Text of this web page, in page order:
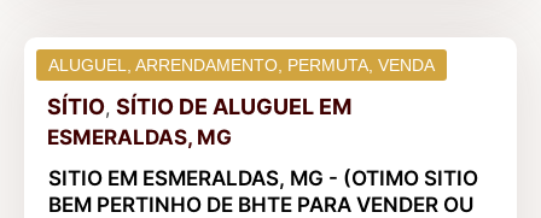
SÍTIO, SÍTIO DE ALUGUEL EM
ESMERALDAS, MG
SITIO EM ESMERALDAS, MG - (OTIMO SITIO
BEM PERTINHO DE BHTE PARA VENDER OU
ALUGUEL ARRENDAMENTO PERMUTA VENDA